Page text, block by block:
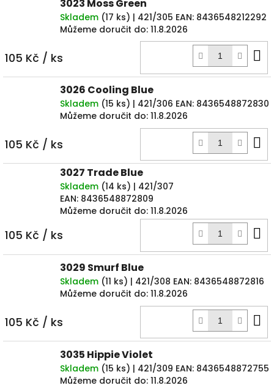
3023 Moss Green
Skladem (17 ks) | 421/305 EAN: 8436548212292
Můžeme doručit do: 11.8.2026
105 Kč / ks
3026 Cooling Blue
Skladem (15 ks) | 421/306 EAN: 8436548872830
Můžeme doručit do: 11.8.2026
105 Kč / ks
3027 Trade Blue
Skladem (14 ks) | 421/307
EAN: 8436548872809
Můžeme doručit do: 11.8.2026
105 Kč / ks
3029 Smurf Blue
Skladem (11 ks) | 421/308 EAN: 8436548872816
Můžeme doručit do: 11.8.2026
105 Kč / ks
3035 Hippie Violet
Skladem (15 ks) | 421/309 EAN: 8436548872755
Můžeme doručit do: 11.8.2026